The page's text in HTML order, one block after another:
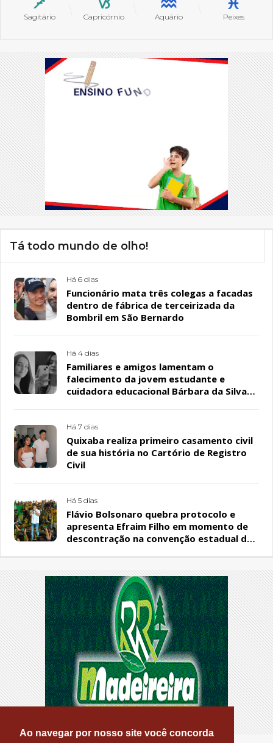
Ao navegar por nosso site você concorda
Sagitário Capricórnio Aquário Peixes
Tá todo mundo de olho!
Há 6 dias
Funcionário mata três colegas a facadas
dentro de fábrica de terceirizada da
Bombril em São Bernardo
Há 4 dias
Familiares e amigos lamentam o
falecimento da jovem estudante e
cuidadora educacional Bárbara da Silva
Há 7 dias
Quixaba realiza primeiro casamento civil
de sua história no Cartório de Registro
Civil
Há 5 dias
Flávio Bolsonaro quebra protocolo e
apresenta Efraim Filho em momento de
descontração na convenção estadual do